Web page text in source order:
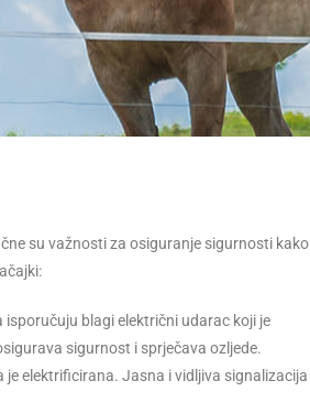
su važnosti za osiguranje sigurnosti kako
blagi električni udarac koji je
sigurnost i sprječava ozljede.
elektrificirana. Jasna i vidljiva signalizacija